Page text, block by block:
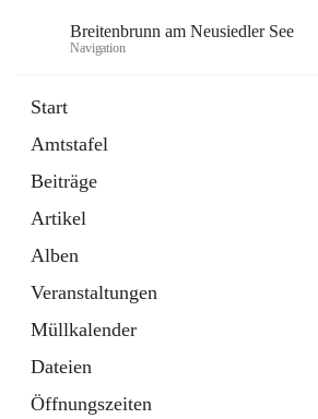
Breitenbrunn am Neusiedler See
Navigation
Start
Amtstafel
Beiträge
Artikel
Alben
Veranstaltungen
Müllkalender
Dateien
Öffnungszeiten
18 Schnellzugriffe
Gemeindeservice